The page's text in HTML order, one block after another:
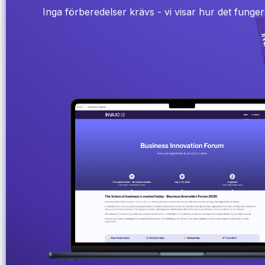
Inga förberedelser krävs - vi visar hur det